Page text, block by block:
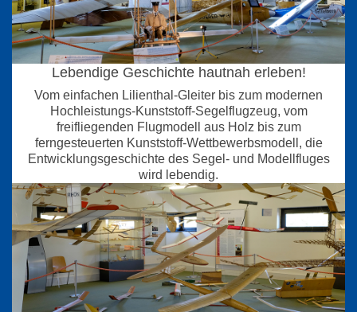
Lebendige Geschichte hautnah erleben!
Vom einfachen Lilienthal-Gleiter bis zum modernen
Hochleistungs-Kunststoff-Segelflugzeug, vom
freifliegenden Flugmodell aus Holz bis zum
ferngesteuerten Kunststoff-Wettbewerbsmodell, die
Entwicklungsgeschichte des Segel- und Modellfluges
wird lebendig.